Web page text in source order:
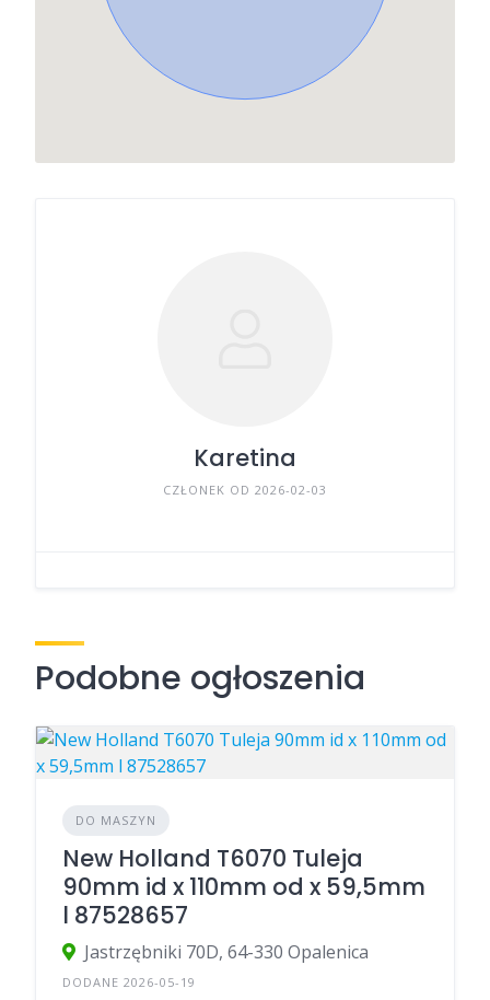
Karetina
CZŁONEK OD 2026-02-03
Podobne ogłoszenia
DO MASZYN
New Holland T6070 Tuleja
90mm id x 110mm od x 59,5mm
l 87528657
Jastrzębniki 70D, 64-330 Opalenica
DODANE 2026-05-19